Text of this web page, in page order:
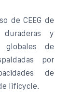
de CEEG de
duraderas y
globales de
por
de
lificycle.